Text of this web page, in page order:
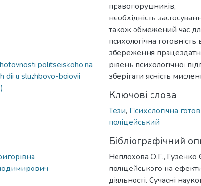
politseiskoho na
dii u sluzhbovo-boiovii
правопорушників,
необхідність
також обмежений час
психологічна
збереження
рівень психологічної
зберігати ясність
Ключові слова
Тези, Психологічна
поліцейський
Бібліографічний
Неплохова О.Г., Гузенко
поліцейського на
діяльності. Сучасні